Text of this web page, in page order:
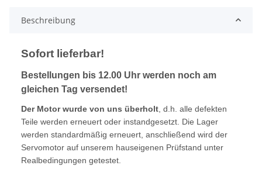
Beschreibung
Sofort lieferbar!
Bestellungen bis 12.00 Uhr werden noch am
gleichen Tag versendet!
Der Motor wurde von uns überholt , d.h. alle defekten
Teile werden erneuert oder instandgesetzt. Die Lager
werden standardmäßig erneuert, anschließend wird der
Servomotor auf unserem hauseigenen Prüfstand unter
Realbedingungen getestet.